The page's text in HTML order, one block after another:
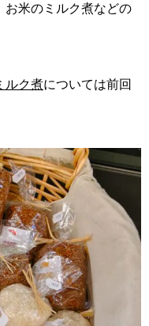
お米のミルク煮などの
ルク煮については前回